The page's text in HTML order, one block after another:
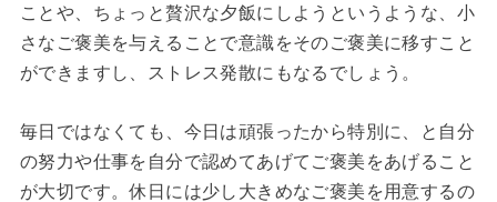
ことや、ちょっと贅沢な夕飯にしようというような、小
さなご褒美を与えることで意識をそのご褒美に移すこと
ができますし、ストレス発散にもなるでしょう。
毎日ではなくても、今日は頑張ったから特別に、と自分
の努力や仕事を自分で認めてあげてご褒美をあげること
が大切です。休日には少し大きめなご褒美を用意するの